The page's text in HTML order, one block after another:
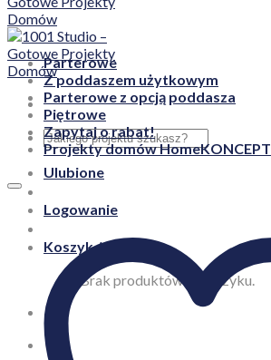
Ulubione
Logowanie
Koszyk /0,00
Brak produktów w koszyku.
Parterowe
Z poddaszem użytkowym
Parterowe z opcją poddasza
Piętrowe
Zapytaj o rabat!
Projekty domów HomeKONCEPT